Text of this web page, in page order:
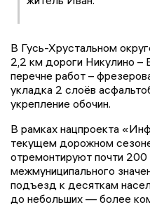
В Гусь-Хрустальном
2,2 км дороги Никулино
перечне работ –
укладка 2 слоёв
укрепление обочин.
В рамках нацпроекта
текущем дорожном
отремонтируют почти 200
межмуниципального
подъезд к десяткам
до небольших — более